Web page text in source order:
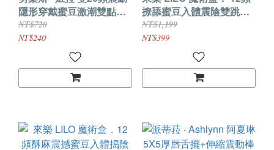
隱形穿戴蜜豆激潮雙點按
摩器~葫蘆棒+跳蛋﹝USB
供電.可獨立雙操控﹞
NT$720
NT$240
撩舔蜜豆入體震陰雙跳蛋
﹝磁吸盒+USB充電﹞雙
跳蛋B款
NT$1,199
NT$399